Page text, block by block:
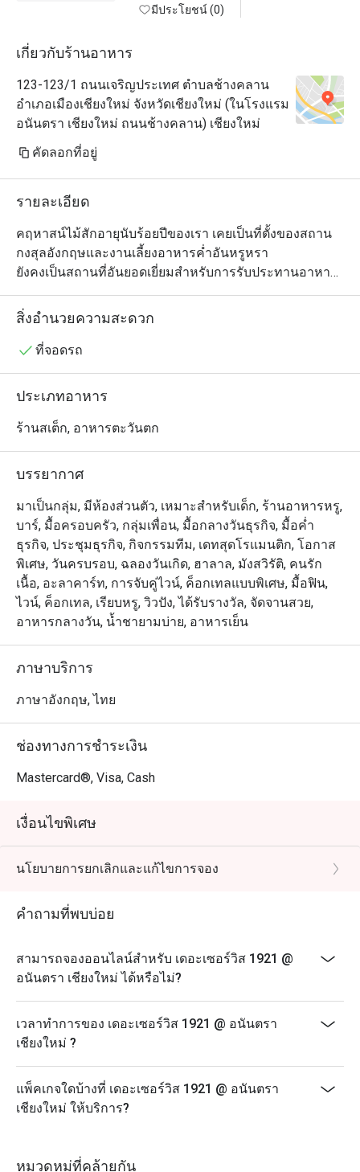
มีประโยชน์ (0)
เกี่ยวกับร้านอาหาร
123-123/1 ถนนเจริญประเทศ ตำบลช้างคลาน
อำเภอเมืองเชียงใหม่ จังหวัดเชียงใหม่ (ในโรงแรม
อนันตรา เชียงใหม่ ถนนช้างคลาน) เชียงใหม่
คัดลอกที่อยู่
รายละเอียด
คฤหาสน์ไม้สักอายุนับร้อยปีของเรา เคยเป็นที่ตั้งของสถาน
กงสุลอังกฤษและงานเลี้ยงอาหารค่ำอันหรูหรา
ยังคงเป็นสถานที่อันยอดเยี่ยมสำหรับการรับประทานอาหาร
แบบสบาย ๆ ร่วมดื่มสลัดเบาๆ และค็อกเทลกุ้งกับเรา
อาหารกลางวัน น้ำชายามบ่ายตามใจชอบบนเฉลียง เครื่อง
สมบัติล้ำค่าจากผืนดินและท้องทะเลที่ The Service สเต็กเฮา
สิ่งอำนวยความสะดวก
ที่จอดรถ
ประเภทอาหาร
ร้านสเต็ก, อาหารตะวันตก
บรรยากาศ
มาเป็นกลุ่ม, มีห้องส่วนตัว, เหมาะสำหรับเด็ก, ร้านอาหารหรู,
บาร์, มื้อครอบครัว, กลุ่มเพื่อน, มื้อกลางวันธุรกิจ, มื้อค่ำ
ธุรกิจ, ประชุมธุรกิจ, กิจกรรมทีม, เดทสุดโรแมนติก, โอกาส
พิเศษ, วันครบรอบ, ฉลองวันเกิด, ฮาลาล, มังสวิรัติ, คนรัก
เนื้อ, อะลาคาร์ท, การจับคู่ไวน์, ค็อกเทลแบบพิเศษ, มื้อฟิน,
ไวน์, ค็อกเทล, เรียบหรู, วิวปัง, ได้รับรางวัล, จัดจานสวย,
อาหารกลางวัน, น้ำชายามบ่าย, อาหารเย็น
ภาษาบริการ
ภาษาอังกฤษ, ไทย
ช่องทางการชำระเงิน
Mastercard®, Visa, Cash
เงื่อนไขพิเศษ
นโยบายการยกเลิกและแก้ไขการจอง
คำถามที่พบบ่อย
สามารถจองออนไลน์สำหรับ เดอะเซอร์วิส 1921 @
อนันตรา เชียงใหม่ ได้หรือไม่?
เวลาทำการของ เดอะเซอร์วิส 1921 @ อนันตรา
เชียงใหม่ ?
แพ็คเกจใดบ้างที่ เดอะเซอร์วิส 1921 @ อนันตรา
เชียงใหม่ ให้บริการ?
หมวดหมู่ที่คล้ายกัน